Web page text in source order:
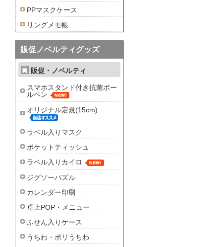
PPマスクケース
リングメモ帳
販促ノベルティグッズ
販促・ノベルティ
スマホスタンド付き抗菌ボー
ルペン
オリジナル定規(15cm)
ラベル入りマスク
ポケットティッシュ
ラベル入りカイロ
ジグソーパズル
カレンダー印刷
卓上POP・メニュー
ふせん入りケース
うちわ・ポリうちわ